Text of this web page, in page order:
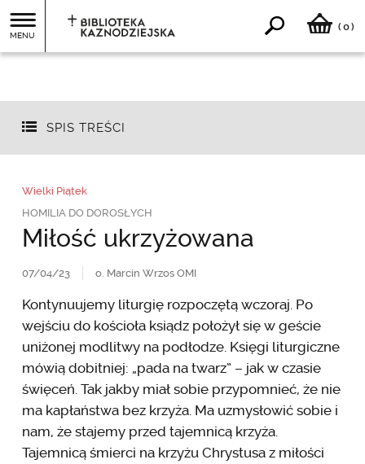
MENU
( 0)
SPIS TREŚCI
Wielki Piątek
HOMILIA DO DOROSŁYCH
Miłość ukrzyżowana
07/04/23 o. Marcin Wrzos OMI
Kontynuujemy liturgię rozpoczętą wczoraj. Po
wejściu do kościoła ksiądz położył się w geście
uniżonej modlitwy na podłodze. Księgi liturgiczne
mówią dobitniej: „pada na twarz” – jak w czasie
święceń. Tak jakby miał sobie przypomnieć, że nie
ma kapłaństwa bez krzyża. Ma uzmysłowić sobie i
nam, że stajemy przed tajemnicą krzyża.
Tajemnicą śmierci na krzyżu Chrystusa z miłości